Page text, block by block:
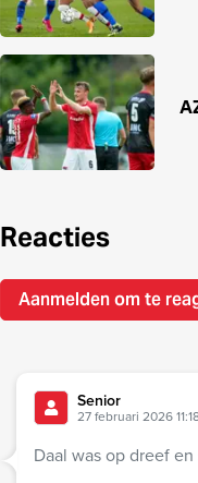
Reacties
Aanmelden om te
Senior
27 februari 2026
Daal was op dreef